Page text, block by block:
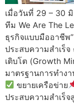
เมื่อวันที่ 29 – 30
ทีม We Are The
ธุรกิจแบบมืออาชีพ”
ประสบความสำเร็จ
เติบโต (Growth
มาตรฐานการทำง
ขยายเครือข่าย
ประสบความสำเร็